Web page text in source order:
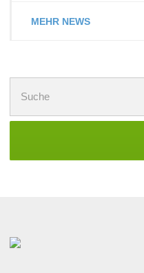
MEHR NEWS
nach: